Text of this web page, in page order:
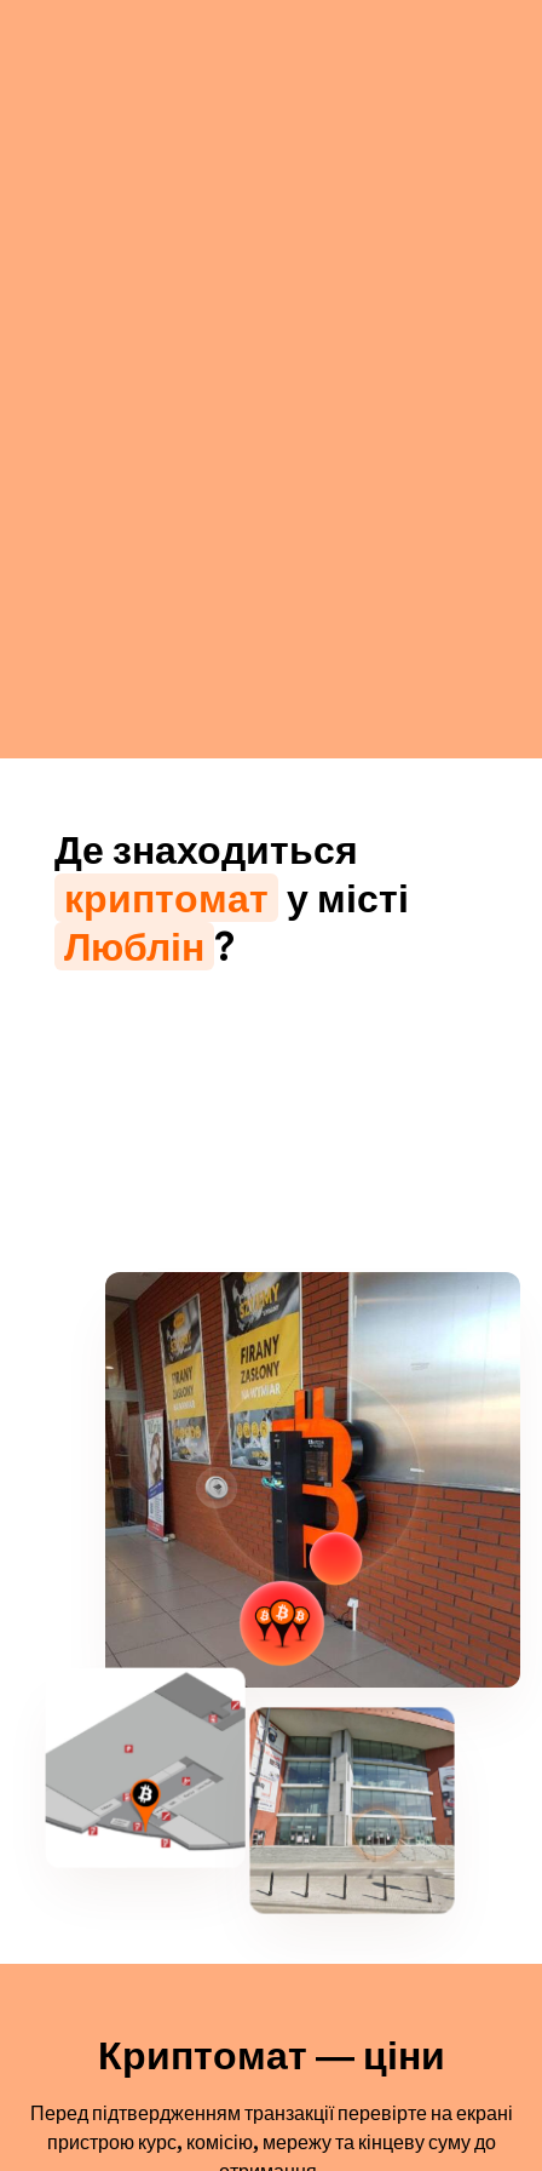
Де знаходиться
криптомат у місті
Люблін ?
Криптомат — ціни
Перед підтвердженням транзакції перевірте на екрані
пристрою курс, комісію, мережу та кінцеву суму до